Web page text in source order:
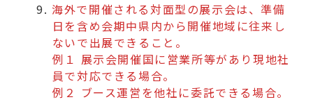
海外で開催される対面型の展示会は、準備
日を含め会期中県内から開催地域に往来し
ないで出展できること。
例１ 展示会開催国に営業所等があり現地社
員で対応できる場合。
例２ ブース運営を他社に委託できる場合。